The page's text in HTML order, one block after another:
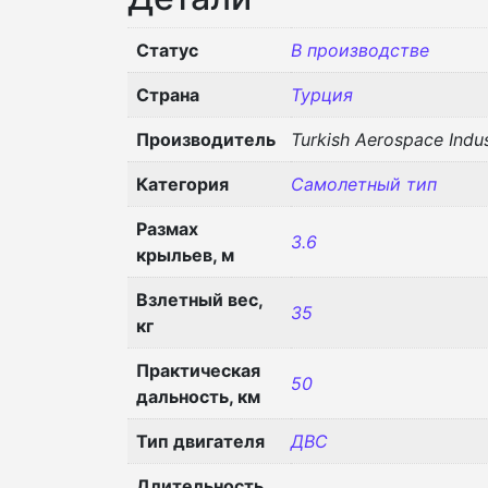
Статус В производстве
Страна Турция
Производитель Turkish Aerospace
Категория Самолетный тип
Размах
крыльев, м
3.6
Взлетный вес,
кг
35
Практическая
дальность, км
50
Тип двигателя ДВС